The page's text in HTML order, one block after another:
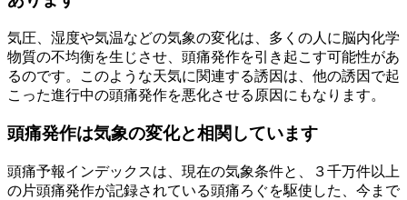
気圧、湿度や気温などの気象の変化は、多くの人に脳内化学
物質の不均衡を生じさせ、頭痛発作を引き起こす可能性があ
るのです。このような天気に関連する誘因は、他の誘因で起
こった進行中の頭痛発作を悪化させる原因にもなります。
頭痛発作は気象の変化と相関しています
頭痛予報インデックスは、現在の気象条件と、３千万件以上
の片頭痛発作が記録されている頭痛ろぐを駆使した、今まで